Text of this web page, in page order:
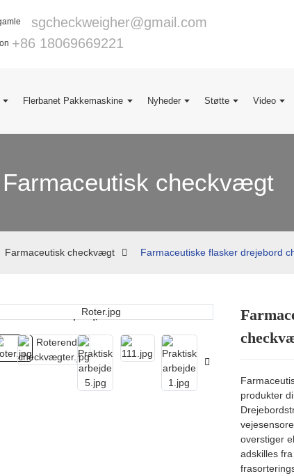
sgcheckweigher@gmail.com
+86 18069669221
Flerbanet Pakkemaskine Nyheder Støtte Video
Farmaceutisk checkvægt
Farmaceutisk checkvægt Farmaceutiske flasker drejebord
Loading...
Loading...
produkter
overstiger
adskilles